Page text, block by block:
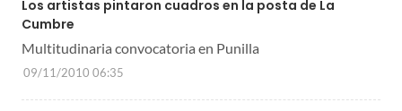
Los artistas pintaron cuadros en la posta de La
Cumbre
Multitudinaria convocatoria en Punilla
09/11/2010 06:35